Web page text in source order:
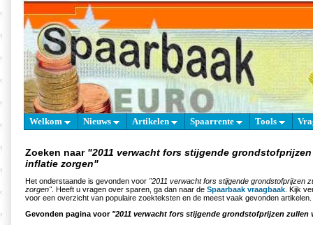
Welkom Nieuws Artikelen Spaarrente Tools
Zoeken naar "2011 verwacht fors stijgende
inflatie zorgen"
Het onderstaande is gevonden voor "2011 verwacht fors stijgende grondstofprijzen
zorgen". Heeft u vragen over sparen, ga dan naar de Spaarbaak vraagbaak . Kijk
voor een overzicht van populaire zoekteksten en de meest vaak gevonden artikelen.
Gevonden pagina voor "2011 verwacht fors stijgende grondstofprijzen zullen